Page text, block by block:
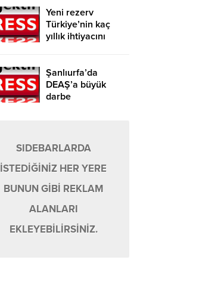
Yeni rezerv
Türkiye’nin kaç
yıllık ihtiyacını
Şanlıurfa’da
DEAŞ’a büyük
darbe
SIDEBARLARDA
İSTEDİĞİNİZ HER YERE
BUNUN GİBİ REKLAM
ALANLARI
EKLEYEBİLİRSİNİZ.